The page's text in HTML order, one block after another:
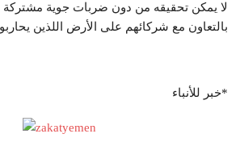
لا يمكن تحقيقه من دون ضربات جوية مشتركة
بالتعاون مع شركائهم على الأرض اللذين
*خبر للأنباء